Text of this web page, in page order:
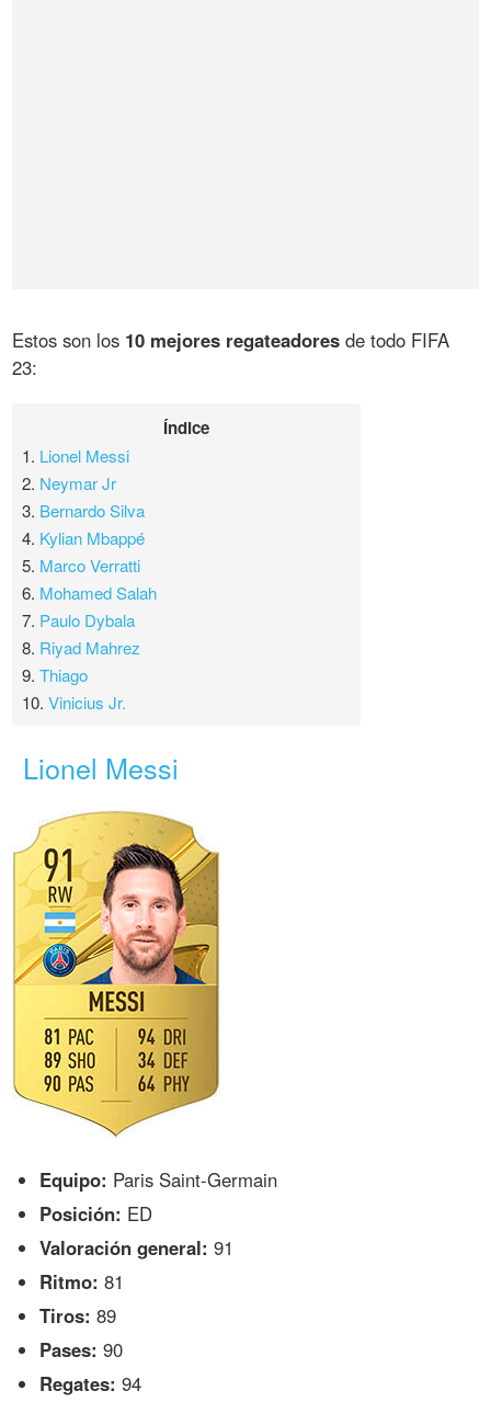
Estos son los 10 mejores regateadores de todo FIFA
23:
Índice
1. Lionel Messi
2. Neymar Jr
3. Bernardo Silva
4. Kylian Mbappé
5. Marco Verratti
6. Mohamed Salah
7. Paulo Dybala
8. Riyad Mahrez
9.Thiago
10.Vinicius Jr.
Lionel Messi
Equipo: Paris Saint-Germain
Posición: ED
Valoración general: 91
Ritmo: 81
Tiros: 89
Pases: 90
Regates: 94